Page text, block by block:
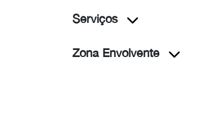
Serviços
Zona Envolvente